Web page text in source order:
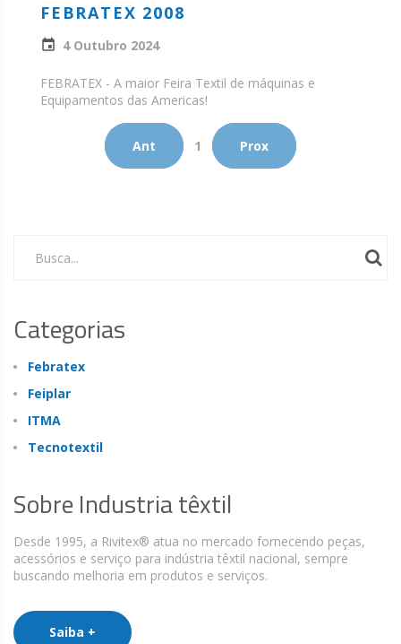
FEBRATEX 2008
4 Outubro 2024
FEBRATEX - A maior Feira Textil de máquinas e
Equipamentos das Americas!
Ant 1 Prox
Busca...
Categorias
Febratex
Feiplar
ITMA
Tecnotextil
Sobre Industria têxtil
Desde 1995, a Rivitex® atua no mercado fornecendo peças,
acessórios e serviço para indústria têxtil nacional, sempre
buscando melhoria em produtos e serviços.
Saiba +